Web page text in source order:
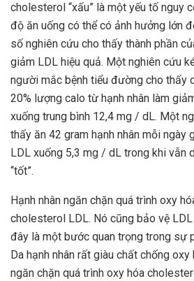
cholesterol “xấu” là một yếu tố nguy
độ ăn uống có thể có ảnh hưởng lớn
số nghiên cứu cho thấy thành phần
giảm LDL hiệu quả. Một nghiên cứu
người mắc bệnh tiểu đường cho thấy
20% lượng calo từ hạnh nhân làm
xuống trung bình 12,4 mg / dL. Một
thấy ăn 42 gram hạnh nhân mỗi ngày
LDL xuống 5,3 mg / dL trong khi vẫn
“tốt”.
Hạnh nhân ngăn chặn quá trình oxy
cholesterol LDL. Nó cũng bảo vệ
đây là một bước quan trọng trong sự
Da hạnh nhân rất giàu chất chống
ngăn chặn quá trình oxy hóa